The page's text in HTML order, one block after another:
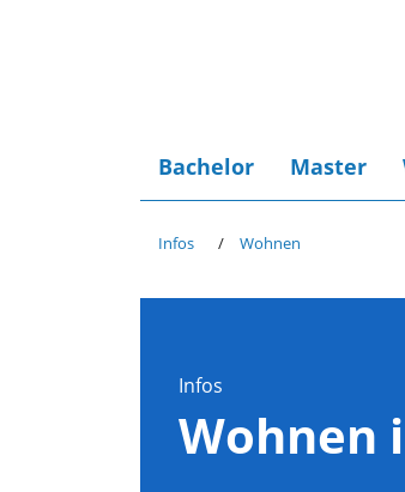
Bachelor Master
Infos Wohnen
Infos
Wohnen